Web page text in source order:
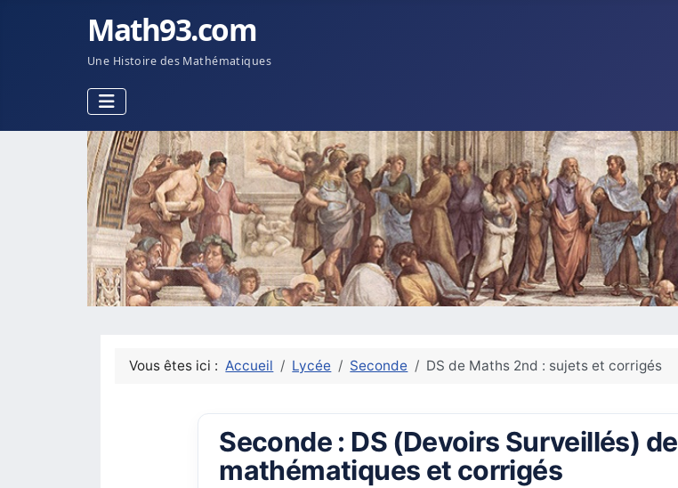
Math93.com
Une Histoire des Mathématiques
Vous êtes ici :Accueil Lycée Seconde DS de Maths 2nd : sujets et corrigés
Seconde : DS (Devoirs Surveillés) de
mathématiques et corrigés